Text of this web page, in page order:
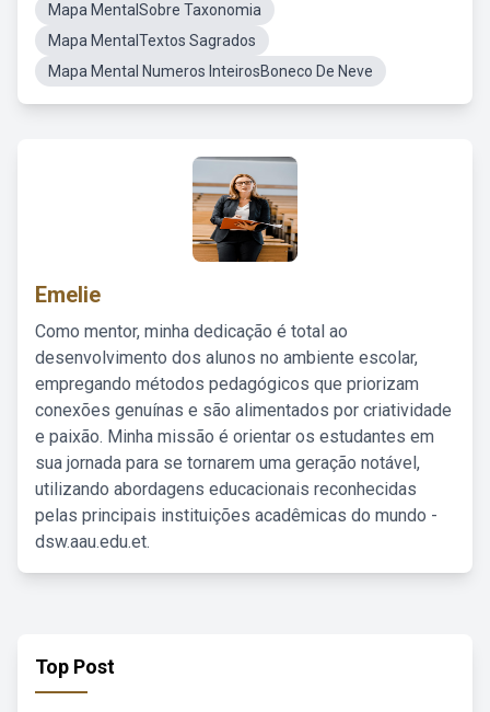
Mapa MentalSobre Taxonomia
Mapa MentalTextos Sagrados
Mapa Mental Numeros InteirosBoneco De Neve
Emelie
Como mentor, minha dedicação é total ao
desenvolvimento dos alunos no ambiente escolar,
empregando métodos pedagógicos que priorizam
conexões genuínas e são alimentados por criatividade
e paixão. Minha missão é orientar os estudantes em
sua jornada para se tornarem uma geração notável,
utilizando abordagens educacionais reconhecidas
pelas principais instituições acadêmicas do mundo -
dsw.aau.edu.et.
Top Post